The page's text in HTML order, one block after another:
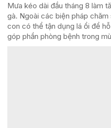
Mưa kéo dài đầu tháng 8 làm
gà. Ngoài các biện pháp
con có thể tận dụng lá ổi để
góp phần phòng bệnh trong